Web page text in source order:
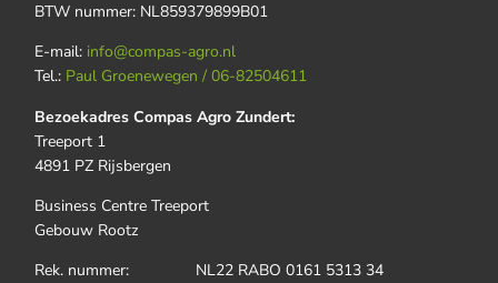
BTW nummer: NL859379899B01
E-mail: info@compas-agro.nl
Tel.: Paul Groenewegen / 06-82504611
Bezoekadres Compas Agro Zundert:
Treeport 1
4891 PZ Rijsbergen
Business Centre Treeport
Gebouw Rootz
Rek. nummer: NL22 RABO 0161 5313 34